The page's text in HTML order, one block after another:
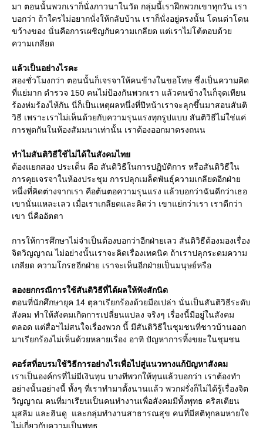
มา ตอนนั้นพวกเราก็นั่งภาวนาในวัด กลุ่มนี้เราฝึกพวกเขาทุกวัน เรา
บอกว่า ถ้าใครไม่อยากนั่งให้กลับบ้าน เราก็นั่งอยู่ตรงนั้น โดนด่าโดน
ขว้างของ นั่นคือการเผชิญกับความเกลียด แต่เราไม่โต้ตอบด้วย
ความเกลียด
แล้วเป็นอย่างไรคะ
สองชั่วโมงกว่า ตอนนั้นก็เจรจาให้คนข้างในขอโทษ ซึ่งเป็นความคิด
ที่แย่มาก ตำรวจ 150 คนไม่ป้องกันพวกเรา แล้วคนข้างในก็จุดเทียน
ร้องห่มร้องไห้กัน นี่ก็เป็นเหตุผลหนึ่งที่ปีหน้าเราจะลุกขึ้นมาสอนสันติ
วิธี เพราะเราไม่เห็นด้วยกับความรุนแรงทุกรูปแบบ สันติวิธีไม่ใช่แค่
การพูดกันในห้องสัมมนาเท่านั้น เราต้องออกมาตรงถนน
ทำไมสันติวิธีใช้ไม่ได้ในสังคมไทย
ต้องแยกสอง ประเด็น คือ สันติวิธีในการปฏิบัติการ หรือสันติวิธีใน
การคุยเจรจาในห้องประชุม การปลุกเมล็ดพันธุ์ความเกลียดอีกฝ่าย
หนึ่งที่คิดต่างจากเรา คือต้นตอความรุนแรง แล้วบอกว่าฉันดีกว่าเธอ
เขานั่นแหละเลว เมื่อเราเกลียดและคิดว่า เขาแย่กว่าเรา เราดีกว่า
เขา นี่คืออัตตา
การให้การศึกษาไม่จำเป็นต้องบอกว่าอีกฝ่ายเลว สันติวิธีต้องมองเรื่อง
จิตวิญญาณ ไม่อย่างนั้นเราจะคิดเรื่องเทคนิค ถ้าเราปลุกระดมความ
เกลียด ความโกรธอีกฝ่าย เราจะเห็นอีกฝ่ายเป็นมนุษย์หรือ
ลองยกกรณีการใช้สันติวิธีที่ได้ผลให้ฟังสักนิด
ตอนที่นักศึกษายุค 14 ตุลาเรียกร้องด้วยมือเปล่า นั่นเป็นสันติวิธีระดับ
สังคม ทำให้สังคมเกิดการเปลี่ยนแปลง จริงๆ เรื่องนี้มีอยู่ในสังคม
ตลอด แต่สื่อฯไม่สนใจเรื่องพวก นี้ มีสันติวิธีในชุมชนที่ชาวบ้านออก
มาเรียกร้องไม่เห็นด้วยหลายเรื่อง อาทิ ปัญหาการทิ้งขยะในชุมชน
คอร์สที่อบรมใช้วิธีการอย่างไรเพื่อไปสู่แนวทางแก้ปัญหาสังคม
เราเป็นองค์กรที่ไม่มีเงินทุน บางทีพวกให้ทุนแล้วบอกว่า เราต้องทำ
อย่างนั้นอย่างนี้ ทั้งๆ ที่เราทำมาตั้งนานแล้ว พวกฝรั่งก็ไม่ได้รู้เรื่องจิต
วิญญาณ คนที่มาเรียนเป็นคนทำงานเพื่อสังคมมีทั้งพุทธ คริสเตียน
มุสลิม และฮินดู และกลุ่มทำงานสาธารณสุข คนที่มีสติทุกลมหายใจ
ไม่เกี่ยวกับความเป็นพุทธ